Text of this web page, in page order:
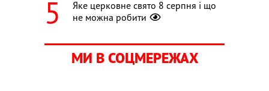
Яке церковне свято 8 серпня і що
не можна робити
МИ В СОЦМЕРЕЖАХ